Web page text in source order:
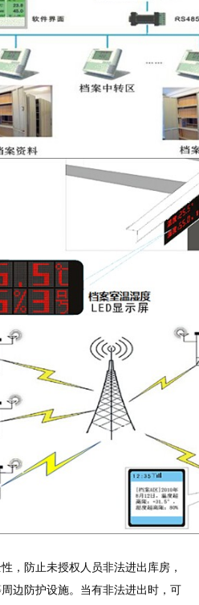
防止未授权人员非法进出库房，
边防护设施。当有非法进出时，可